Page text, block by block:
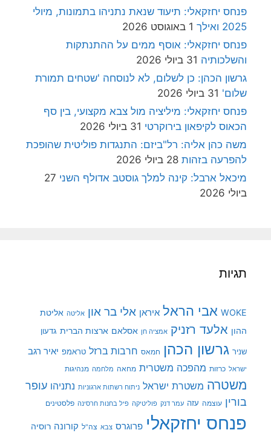
פנחס יחזקאלי: תיעוד שנאת נתניהו בתמונות, מיולי
2025 ואילך
1 באוגוסט 2026
פנחס יחזקאלי: אוסף ממים על ההתנתקות
והשלכותיה 31 ביולי 2026
גרשון הכהן: כן לשלום, לא לנוסחה 'שטחים תמורת
שלום' 31 ביולי 2026
פנחס יחזקאלי: מיליציה מול צבא מקצועי, בין סף
הכאוס לקיפאון בירוקרטי 31 ביולי 2026
משה כהן אליה: רל"ביזם: התנגדות פוליטית שהופכת
להפרעה בזהות 28 ביולי 2026
מיכאל ארבל: קינה למלך גוסטב אדולף השני 27
ביולי 2026
תגיות
WOKE אבי הראל איראן אלי בר און אליטה אליטת
ההון אלעד רזניק אמציה חן אסלאם ארצות הברית גדעון
שניר גרשון הכהן חמאס חרבות ברזל טראמפ יאיר רגב
ישראל כרזות מהפכה משטרית מחאה מלחמה מנהיגות
משטרה משטרת ישראל ניתוח רשתות ארגוניות נתניהו עופר
בורין עוצמה עזה עמר דנק פוליטיקה פיל בחנות חרסינה פלסטינים
פנחס יחזקאלי פרוגרס צבא צה"ל קורונה רוסיה